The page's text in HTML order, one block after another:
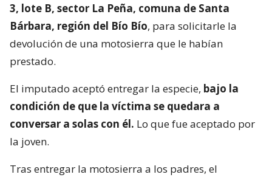
3, lote B, sector La Peña, comuna de Santa
Bárbara, región del Bío Bío, para solicitarle la
devolución de una motosierra que le habían
prestado.
El imputado aceptó entregar la especie, bajo la
condición de que la víctima se quedara a
conversar a solas con él. Lo que fue aceptado por
la joven.
Tras entregar la motosierra a los padres, el